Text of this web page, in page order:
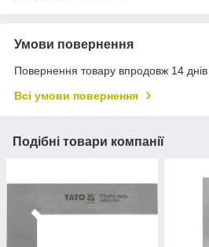
Умови повернення
Повернення товару впродовж 14
Всі умови повернення
Подібні товари компанії